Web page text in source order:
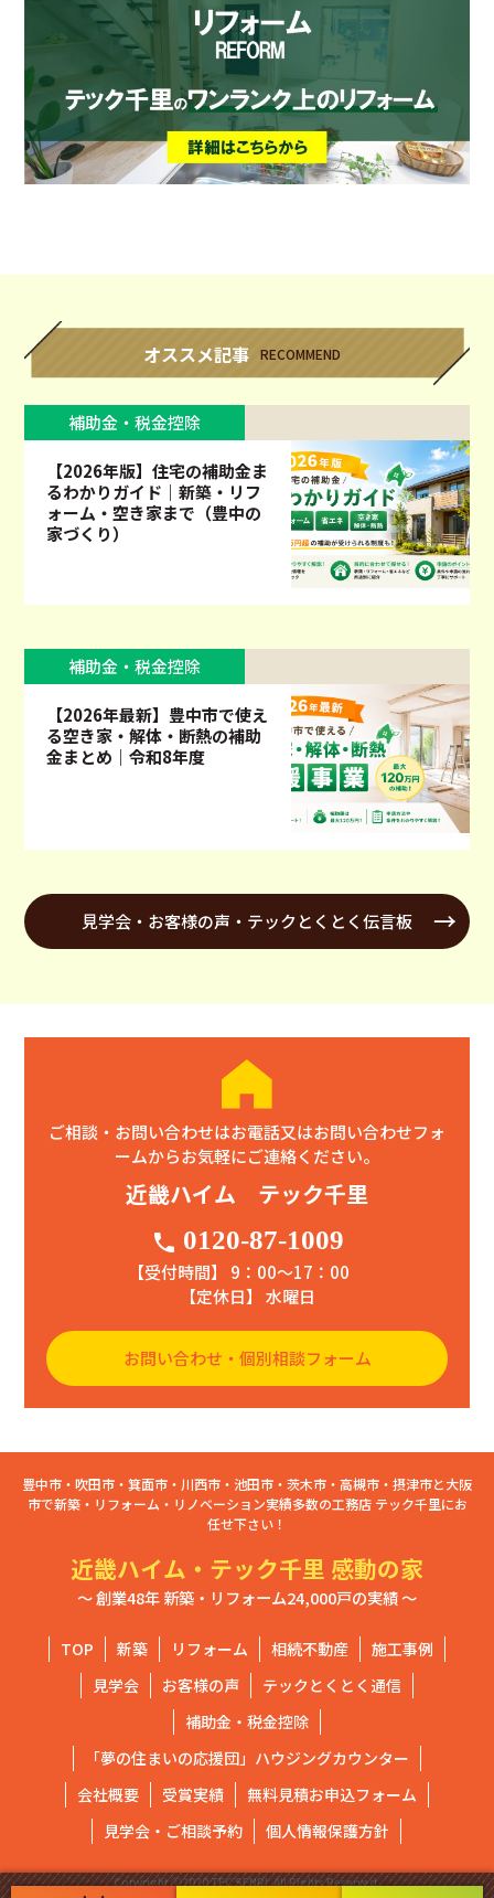
オススメ記事 RECOMMEND
補助金・税金控除
【2026年版】住宅の補助金ま
るわかりガイド｜新築・リフ
ォーム・空き家まで（豊中の
家づくり）
補助金・税金控除
【2026年最新】豊中市で使え
る空き家・解体・断熱の補助
金まとめ｜令和8年度
見学会・お客様の声・テックとくとく伝言板
ご相談・お問い合わせはお電話又はお問い合わせフォ
ームからお気軽にご連絡ください。
近畿ハイム テック千里
phone 0120-87-1009
【受付時間】 9：00〜17：00
【定休日】 水曜日
お問い合わせ・個別相談フォーム
豊中市・吹田市・箕面市・川西市・池田市・茨木市・高槻市・摂津市と大阪
市で新築・リフォーム・リノベーション実績多数の工務店 テック千里にお
任せ下さい！
近畿ハイム・テック千里 感動の家
～ 創業48年 新築・リフォーム24,000戸の実績 ～
TOP 新築 リフォーム 相続不動産
施工事例
見学会
お客様の声
テックとくとく通信
補助金・税金控除
「夢の住まいの応援団」ハウジングカウンター
会社概要
受賞実績
無料見積お申込フォーム
見学会・ご相談予約
個人情報保護方針
Copyright ⓒ2020 TEC SENRI. All Rights Reserved.